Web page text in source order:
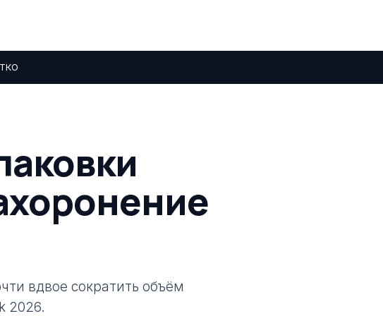
вдвое сократить объём
2026.